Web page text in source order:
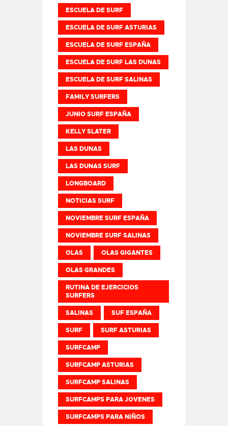
ESCUELA DE SURF
ESCUELA DE SURF ASTURIAS
ESCUELA DE SURF ESPAÑA
ESCUELA DE SURF LAS DUNAS
ESCUELA DE SURF SALINAS
FAMILY SURFERS
JUNIO SURF ESPAÑA
KELLY SLATER
LAS DUNAS
LAS DUNAS SURF
LONGBOARD
NOTICIAS SURF
NOVIEMBRE SURF ESPAÑA
NOVIEMBRE SURF SALINAS
OLAS OLAS GIGANTES
OLAS GRANDES
RUTINA DE EJERCICIOS
SURFERS
SALINAS SUF ESPAÑA
SURF SURF ASTURIAS
SURFCAMP
SURFCAMP ASTURIAS
SURFCAMP SALINAS
SURFCAMPS PARA JOVENES
SURFCAMPS PARA NIÑOS